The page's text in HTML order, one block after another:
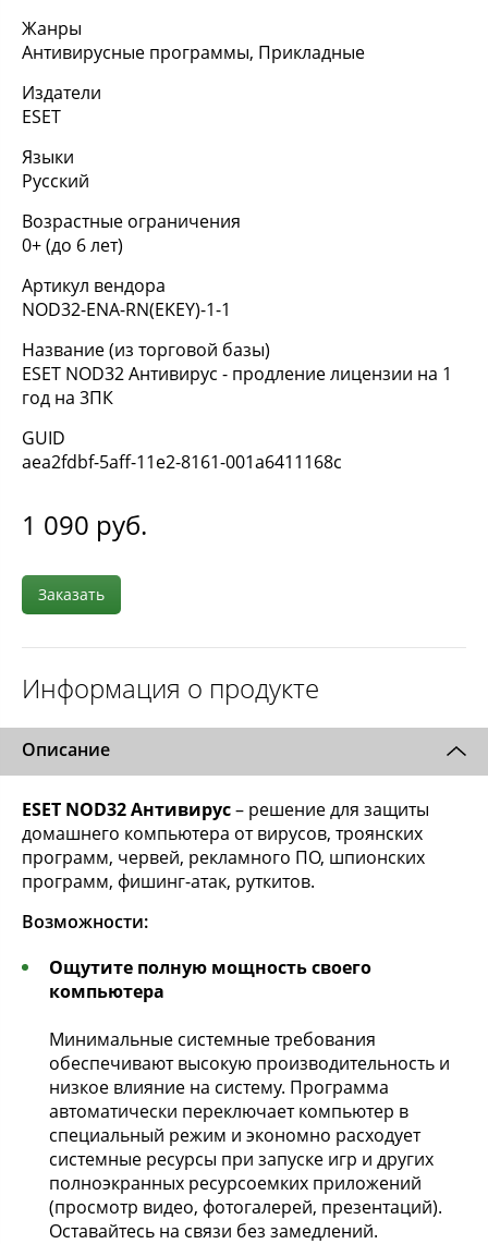
Жанры
Антивирусные программы, Прикладные
Издатели
ESET
Языки
Русский
Возрастные ограничения
0+ (до 6 лет)
Артикул вендора
NOD32-ENA-RN(EKEY)-1-1
Название (из торговой базы)
ESET NOD32 Антивирус - продление лицензии на 1
год на 3ПК
GUID
aea2fdbf-5aff-11e2-8161-001a6411168c
1 090 руб.
Заказать
Информация о продукте
Описание
ESET NOD32 Антивирус– решение для защиты
домашнего компьютера от вирусов, троянских
программ, червей, рекламного ПО, шпионских
программ, фишинг-атак, руткитов.
Возможности:
Ощутите полную мощность своего
компьютера
Минимальные системные требования
обеспечивают высокую производительность и
низкое влияние на систему. Программа
автоматически переключает компьютер в
специальный режим и экономно расходует
системные ресурсы при запуске игр и других
полноэкранных ресурсоемких приложений
(просмотр видео, фотогалерей, презентаций).
Оставайтесь на связи без замедлений.